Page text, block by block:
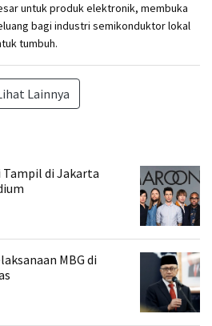
untuk produk elektronik, membuka
bagi industri semikonduktor lokal
tumbuh.
Lainnya
Tampil di Jakarta
MBG di